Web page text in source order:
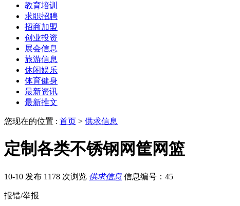
教育培训
求职招聘
招商加盟
创业投资
展会信息
旅游信息
休闲娱乐
体育健身
最新资讯
最新推文
您现在的位置 : 首页 > 供求信息
定制各类不锈钢网筐网篮
10-10 发布 1178 次浏览 供求信息 信息编号：45
报错/举报